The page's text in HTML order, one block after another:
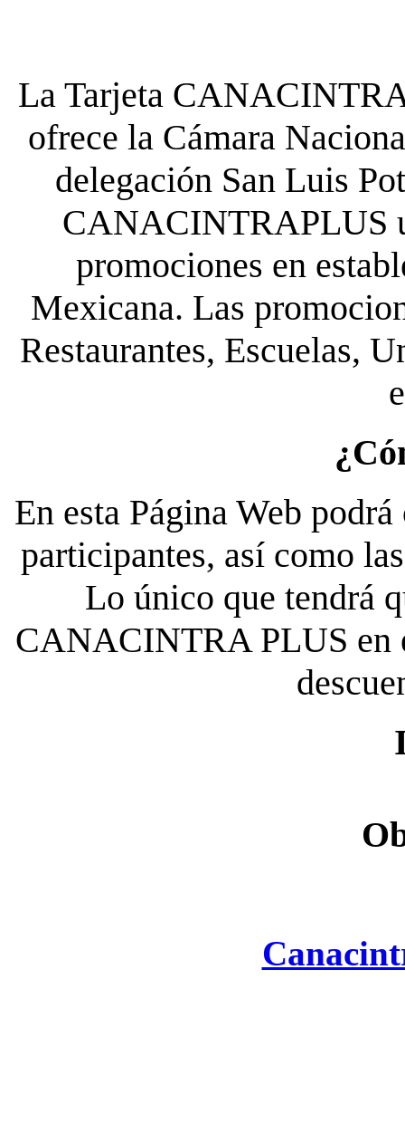
La Tarjeta
ofrece la Cámara
delegación San Luis
CANACINTRAPLUS
promociones en
Mexicana. Las
Restaurantes, Escuelas,
En esta Página Web
participantes, así como
Lo único que tendrá
CANACINTRA PLUS en